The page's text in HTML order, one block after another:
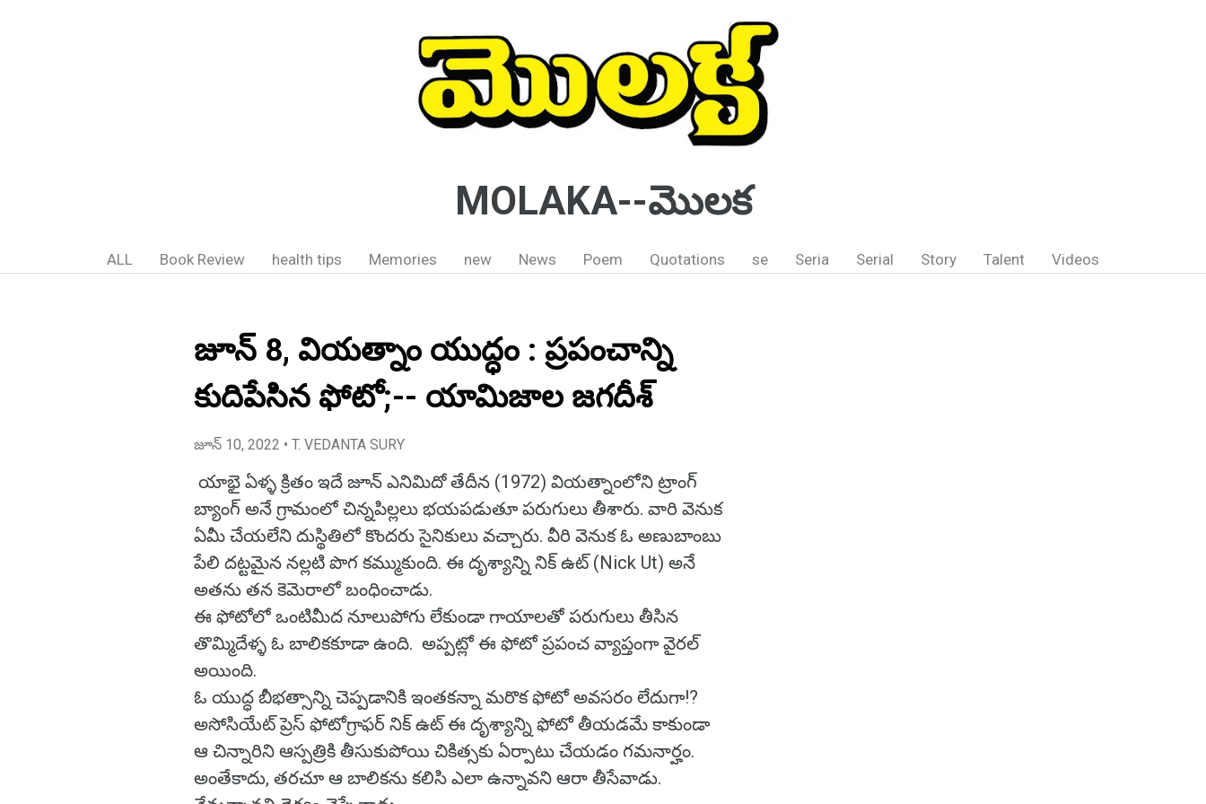
MOLAKA--మొలక
ALL Book Review health tips Memories new News Poem Quotations se Seria Serial Story Talent Videos
జూన్ 8, వియత్నాం యుద్ధం : ప్రపంచాన్ని
కుదిపేసిన ఫోటో;-- యామిజాల జగదీశ్
జూన్ 10, 2022 • T. VEDANTA SURY
యాభై ఏళ్ళ క్రితం ఇదే జూన్ ఎనిమిదో తేదీన (1972) వియత్నాంలోని ట్రాంగ్
బ్యాంగ్ అనే గ్రామంలో చిన్నపిల్లలు భయపడుతూ పరుగులు తీశారు. వారి వెనుక
ఏమీ చేయలేని దుస్థితిలో కొందరు సైనికులు వచ్చారు. వీరి వెనుక ఓ అణుబాంబు
పేలి దట్టమైన నల్లటి పొగ కమ్ముకుంది. ఈ దృశ్యాన్ని నిక్ ఉట్ (Nick Ut) అనే
అతను తన కెమెరాలో బంధించాడు.
ఈ ఫోటోలో ఒంటిమీద నూలుపోగు లేకుండా గాయాలతో పరుగులు తీసిన
తొమ్మిదేళ్ళ ఓ బాలికకూడా ఉంది. అప్పట్లో ఈ ఫోటో ప్రపంచ వ్యాప్తంగా వైరల్
అయింది.
ఓ యుద్ధ బీభత్సాన్ని చెప్పడానికి ఇంతకన్నా మరొక ఫోటో అవసరం లేదుగా!?
అసోసియేట్ ప్రెస్ ఫోటోగ్రాఫర్ నిక్ ఉట్ ఈ దృశ్యాన్ని ఫోటో తీయడమే కాకుండా
ఆ చిన్నారిని ఆస్పత్రికి తీసుకుపోయి చికిత్సకు ఏర్పాటు చేయడం గమనార్హం.
అంతేకాదు, తరచూ ఆ బాలికను కలిసి ఎలా ఉన్నావని ఆరా తీసేవాడు.